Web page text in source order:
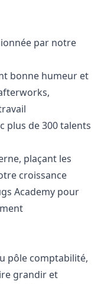
par notre
bonne humeur et
plus de 300 talents
plaçant les
croissance
Academy pour
pôle comptabilité,
grandir et